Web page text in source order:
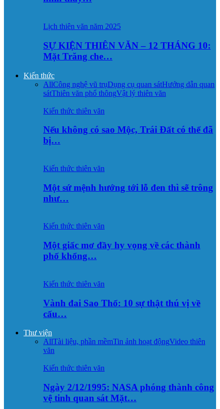
Lịch thiên văn năm 2025
SỰ KIỆN THIÊN VĂN – 12 THÁNG 10:
Mặt Trăng che…
Kiến thức
AllCông nghệ vũ trụDụng cụ quan sátHướng dẫn quan
sátThiên văn phổ thôngVật lý thiên văn
Kiến thức thiên văn
Nếu không có sao Mộc, Trái Đất có thể đã
bị…
Kiến thức thiên văn
Một sứ mệnh hướng tới lỗ đen thì sẽ trông
như…
Kiến thức thiên văn
Một giấc mơ đầy hy vọng về các thành
phố khổng…
Kiến thức thiên văn
Vành đai Sao Thổ: 10 sự thật thú vị về
cấu…
Thư viện
AllTài liệu, phần mềmTin ảnh hoạt độngVideo thiên
văn
Kiến thức thiên văn
Ngày 2/12/1995: NASA phóng thành công
vệ tinh quan sát Mặt…